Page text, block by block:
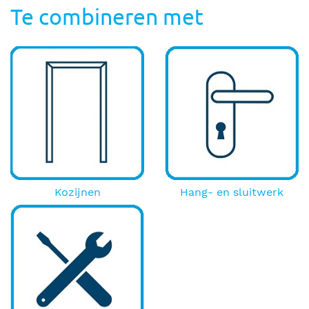
Te combineren met
Kozijnen Hang- en sluitwerk